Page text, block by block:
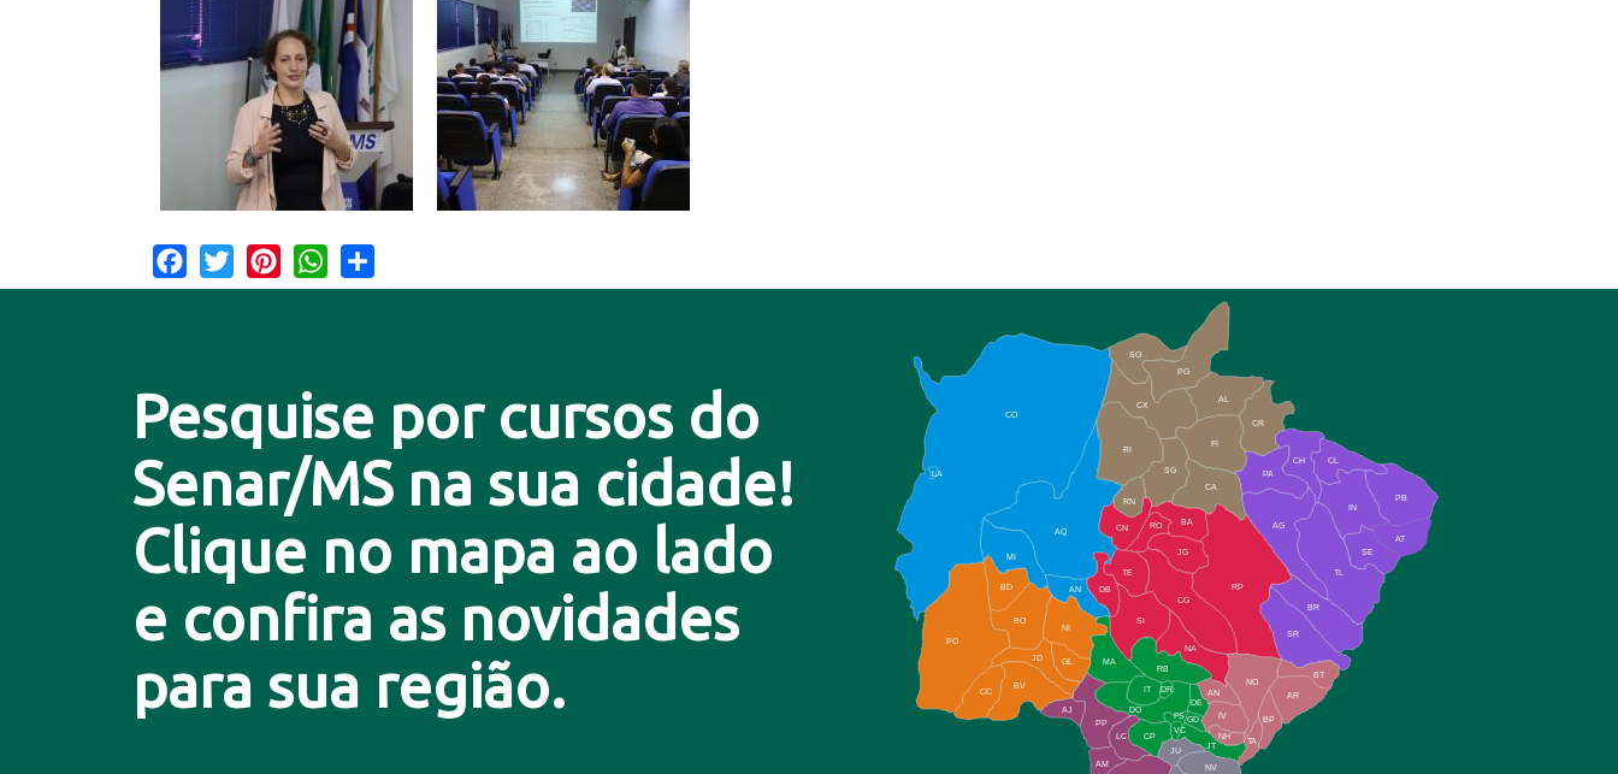
Facebook
Twitter PinterestWhatsApp
Pesquise por cursos do
Senar/MS na sua cidade!
Clique no mapa ao lado
e confira as novidades
para sua região.
CO
AQ
MI
AN
CX
RI
AL
CR
FI
SG
BA
CA
PA
CH CL
PB
SE
TL
AG
BR
SR
BT
AR
RP
RO
JG
CG
SI
NA
TA
NH
JT
RB
MA
IT
DR
DO
CP
JU
NV
BD
BO
NI
JD
PO
BV
CC
PP
AJ
LC
AM
DB
TE
IN
NO
BP
RN
CN
GL
AN
IV
FS
VC
GD
DE
AT
PG
SO
LA